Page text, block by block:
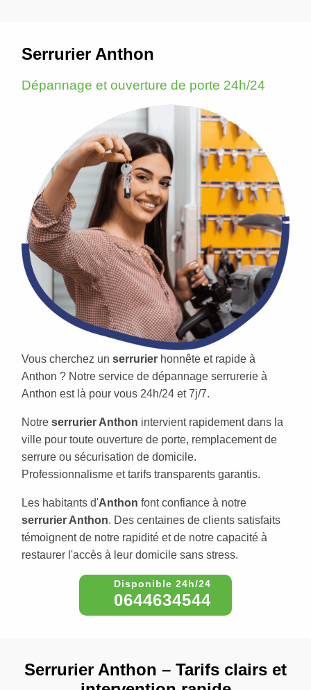
Serrurier Anthon
Dépannage et ouverture de porte 24h/24
Vous cherchez un serrurier honnête et rapide à
Anthon ? Notre service de dépannage serrurerie à
Anthon est là pour vous 24h/24 et 7j/7.
Notre serrurier Anthon intervient rapidement dans la
ville pour toute ouverture de porte, remplacement de
serrure ou sécurisation de domicile.
Professionnalisme et tarifs transparents garantis.
Les habitants d'Anthon font confiance à notre
serrurier Anthon. Des centaines de clients satisfaits
témoignent de notre rapidité et de notre capacité à
restaurer l'accès à leur domicile sans stress.
0644634544
Serrurier Anthon – Tarifs clairs et